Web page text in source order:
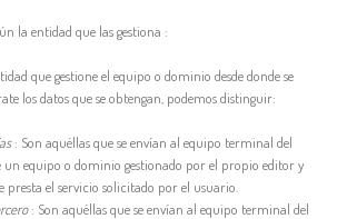
la entidad que las gestiona :
que gestione el equipo o dominio desde donde se
los datos que se obtengan, podemos distinguir:
: Son aquéllas que se envían al equipo terminal del
un equipo o dominio gestionado por el propio editor y
presta el servicio solicitado por el usuario.
: Son aquéllas que se envían al equipo terminal del